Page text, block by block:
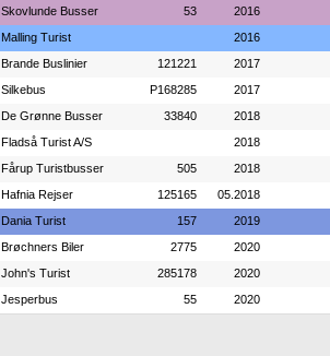
Skovlunde Busser 53 2016
Malling Turist 2016
Brande Buslinier 121221 2017
Silkebus P168285 2017
De Grønne Busser 33840 2018
Fladså Turist A/S 2018
Fårup Turistbusser 505 2018
Hafnia Rejser 125165 05.2018
Dania Turist 157 2019
Brøchners Biler 2775 2020
John's Turist 285178 2020
Jesperbus 55 2020